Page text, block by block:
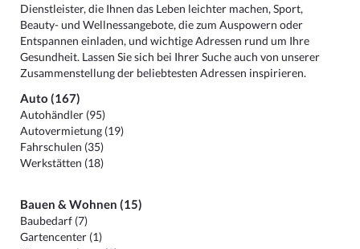
Dienstleister, die Ihnen das Leben leichter machen, Sport,
Beauty- und Wellnessangebote, die zum Auspowern oder
Entspannen einladen, und wichtige Adressen rund um Ihre
Gesundheit. Lassen Sie sich bei Ihrer Suche auch von unserer
Zusammenstellung der beliebtesten Adressen inspirieren.
Auto (167)
Autohändler (95)
Autovermietung (19)
Fahrschulen (35)
Werkstätten (18)
Bauen & Wohnen (15)
Baubedarf (7)
Gartencenter (1)